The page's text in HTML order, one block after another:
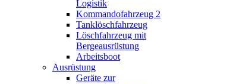
Logistik
Kommandofahrzeug 2
Tanklöschfahrzeug
Löschfahrzeug mit
Bergeausrüstung
Arbeitsboot
Ausrüstung
Geräte zur